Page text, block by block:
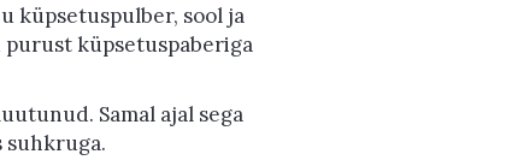
küpsetuspulber, sool ja
purust küpsetuspaberiga
Samal ajal sega
suhkruga.